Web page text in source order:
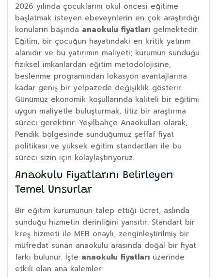
2026 yılında çocuklarını okul öncesi eğitime
başlatmak isteyen ebeveynlerin en çok araştırdığı
konuların başında anaokulu fiyatları gelmektedir.
Eğitim, bir çocuğun hayatındaki en kritik yatırım
alanıdır ve bu yatırımın maliyeti; kurumun sunduğu
fiziksel imkanlardan eğitim metodolojisine,
beslenme programından lokasyon avantajlarına
kadar geniş bir yelpazede değişiklik gösterir.
Günümüz ekonomik koşullarında kaliteli bir eğitimi
uygun maliyetle buluşturmak, titiz bir araştırma
süreci gerektirir. Yeşilbahçe Anaokulları olarak,
Pendik bölgesinde sunduğumuz şeffaf fiyat
politikası ve yüksek eğitim standartları ile bu
süreci sizin için kolaylaştırıyoruz.
Anaokulu Fiyatlarını Belirleyen
Temel Unsurlar
Bir eğitim kurumunun talep ettiği ücret, aslında
sunduğu hizmetin derinliğini yansıtır. Standart bir
kreş hizmeti ile MEB onaylı, zenginleştirilmiş bir
müfredat sunan anaokulu arasında doğal bir fiyat
farkı bulunur. İşte anaokulu fiyatları üzerinde
etkili olan ana kalemler: